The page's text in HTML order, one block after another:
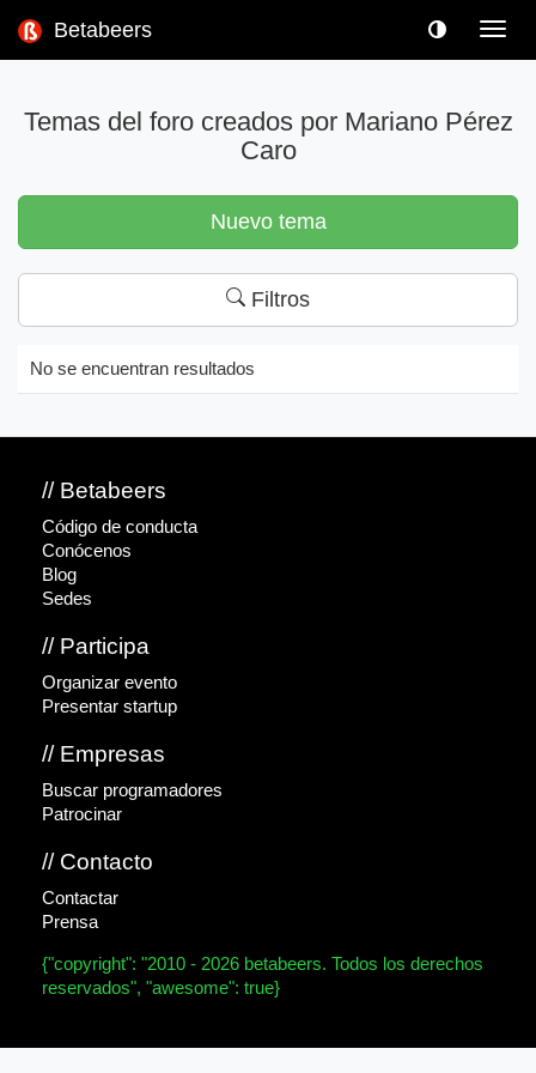
Betabeers
Temas del foro creados por Mariano Pérez
Caro
Nuevo tema
Filtros
No se encuentran resultados
// Betabeers
Código de conducta
Conócenos
Blog
Sedes
// Participa
Organizar evento
Presentar startup
// Empresas
Buscar programadores
Patrocinar
// Contacto
Contactar
Prensa
{"copyright": "2010 - 2026 betabeers. Todos los derechos
reservados", "awesome": true}